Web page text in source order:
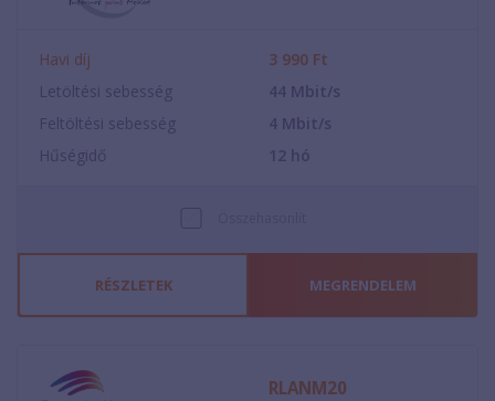
Havi díj 3 990 Ft
Letöltési sebesség
44 Mbit/s
Feltöltési sebesség
4 Mbit/s
Hűségidő
12 hó
RÉSZLETEK MEGRENDELEM
RLANM20